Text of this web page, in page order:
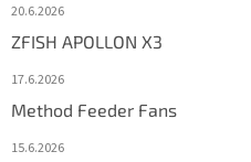
20.6.2026
ZFISH APOLLON X3
17.6.2026
Method Feeder Fans
15.6.2026